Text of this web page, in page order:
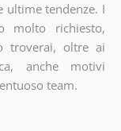
ultime tendenze. I
molto richiesto,
troverai, oltre ai
anche motivi
team.